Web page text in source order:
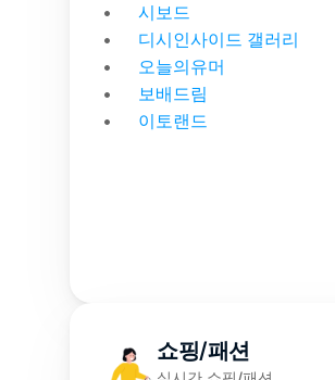
시보드
디시인사이드 갤러리
오늘의유머
보배드림
이토랜드
쇼핑/패션